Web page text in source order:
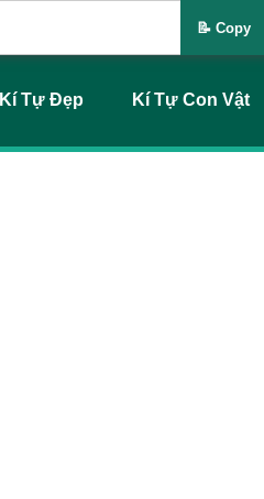
Kí Tự Đẹp Kí Tự Con Vật
📝 Copy